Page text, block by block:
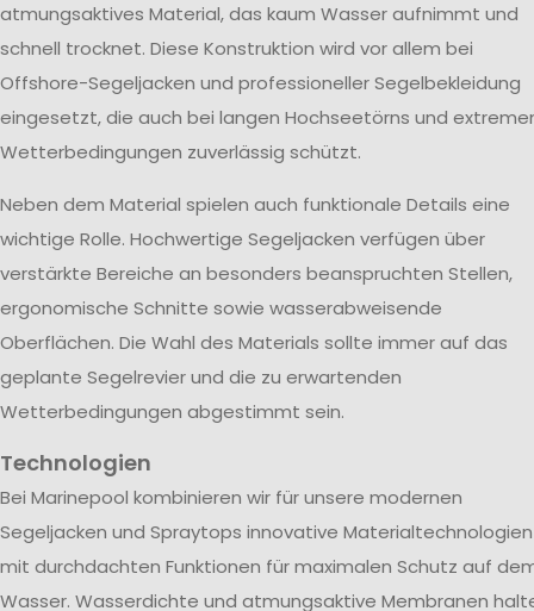
atmungsaktives Material, das kaum Wasser aufnimmt und
schnell trocknet. Diese Konstruktion wird vor allem bei
Offshore-Segeljacken und professioneller Segelbekleidung
eingesetzt, die auch bei langen Hochseetörns und
Wetterbedingungen zuverlässig schützt.
Neben dem Material spielen auch funktionale Details eine
wichtige Rolle. Hochwertige Segeljacken verfügen über
verstärkte Bereiche an besonders beanspruchten Stellen,
ergonomische Schnitte sowie wasserabweisende
Oberflächen. Die Wahl des Materials sollte immer auf das
geplante Segelrevier und die zu erwartenden
Wetterbedingungen abgestimmt sein.
Technologien
Bei Marinepool kombinieren wir für unsere modernen
Segeljacken und Spraytops innovative Materialtechnologien
mit durchdachten Funktionen für maximalen Schutz auf
Wasser. Wasserdichte und atmungsaktive Membranen